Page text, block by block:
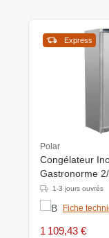
Express
Polar
Congélateur
Gastronorme
1-3 jours ouvrés
Fiche
1 109,43 €